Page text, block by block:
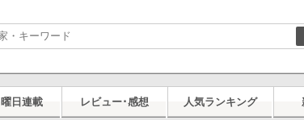
曜日連載 レビュー･感想 人気ランキング